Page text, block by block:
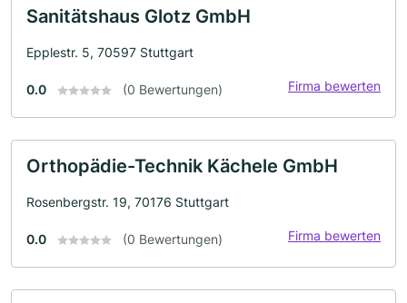
Sanitätshaus Glotz GmbH
Epplestr. 5, 70597 Stuttgart
0.0 (0 Bewertungen) Firma bewerten
Orthopädie-Technik Kächele GmbH
Rosenbergstr. 19, 70176 Stuttgart
0.0 (0 Bewertungen) Firma bewerten